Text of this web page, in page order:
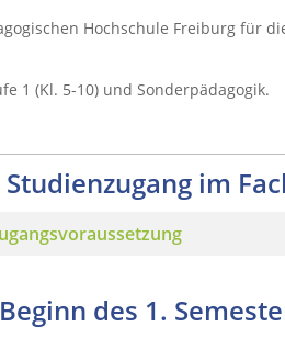
Hochschule Freiburg für
1 (Kl. 5-10) und Sonderpädagogik.
im
des 1.